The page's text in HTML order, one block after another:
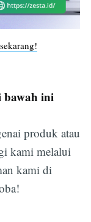
ini
produk atau
kami melalui
kami di